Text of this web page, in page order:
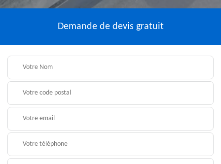
Demande de devis gratuit